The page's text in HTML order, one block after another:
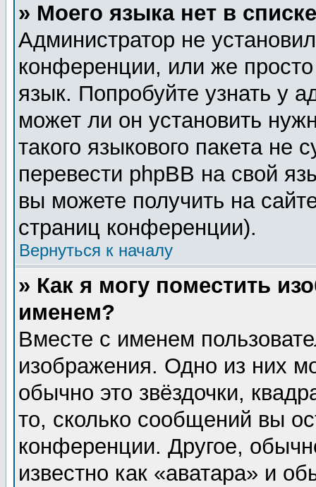
» Моего языка нет в
Администратор не
конференции, или же
язык. Попробуйте узнать у
может ли он установить
такого языкового пакета не
перевести phpBB на свой
вы можете получить на
страниц конференции).
Вернуться к началу
» Как я могу поместить
именем?
Вместе с именем
изображения. Одно из них
обычно это звёздочки,
то, сколько сообщений вы
конференции. Другое,
известно как «аватара» и